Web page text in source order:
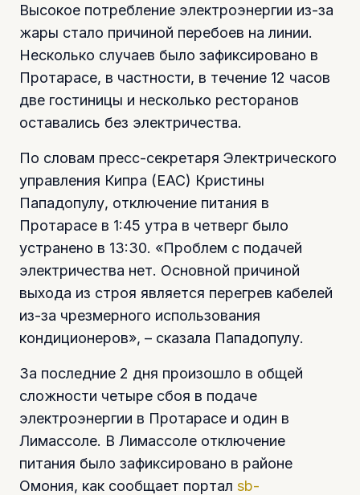
Высокое потребление электроэнергии из-за
жары стало причиной перебоев на линии.
Несколько случаев было зафиксировано в
Протарасе, в частности, в течение 12 часов
две гостиницы и несколько ресторанов
оставались без электричества.
По словам пресс-секретаря Электрического
управления Кипра (ЕАС) Кристины
Пападопулу, отключение питания в
Протарасе в 1:45 утра в четверг было
устранено в 13:30. «Проблем с подачей
электричества нет. Основной причиной
выхода из строя является перегрев кабелей
из-за чрезмерного использования
кондиционеров», – сказала Пападопулу.
За последние 2 дня произошло в общей
сложности четыре сбоя в подаче
электроэнергии в Протарасе и один в
Лимассоле. В Лимассоле отключение
питания было зафиксировано в районе
Омония, как сообщает портал sb-